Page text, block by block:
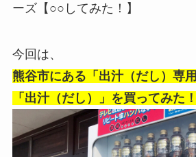
ーズ【○○してみた！】
今回は、
熊谷市にある「出汁（だし）専
「出汁（だし）」を買ってみた！